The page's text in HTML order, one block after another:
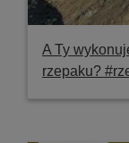
A Ty
rzepaku?